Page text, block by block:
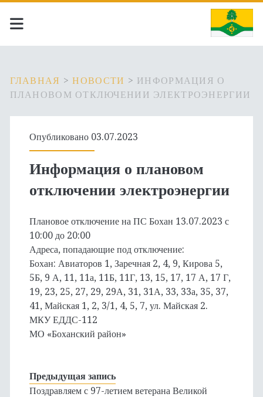
ГЛАВНАЯ >НОВОСТИ > ИНФОРМАЦИЯ О
ПЛАНОВОМ ОТКЛЮЧЕНИИ ЭЛЕКТРОЭНЕРГИИ
Опубликовано 03.07.2023
Информация о плановом
отключении электроэнергии
Плановое отключение на ПС Бохан 13.07.2023 с
10:00 до 20:00
Адреса, попадающие под отключение:
Бохан: Авиаторов 1, Заречная 2, 4, 9, Кирова 5,
5Б, 9 А, 11, 11а, 11Б, 11Г, 13, 15, 17, 17 А, 17 Г,
19, 23, 25, 27, 29, 29А, 31, 31А, 33, 33а, 35, 37,
41, Майская 1, 2, 3/1, 4, 5, 7, ул. Майская 2.
МКУ ЕДДС-112
МО «Боханский район»
Предыдущая запись
Поздравляем с 97-летием ветерана Великой